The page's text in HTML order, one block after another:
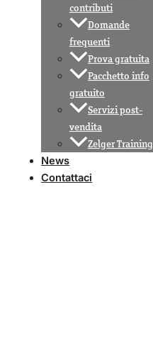
contributi
Domande
frequenti
Prova gratuita
Pacchetto info
gratuito
Servizi post-
vendita
Zelger Training
News
Contattaci